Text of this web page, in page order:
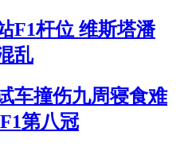
F1杆位 维斯塔潘
乱
车撞伤九周寝食难
第八冠